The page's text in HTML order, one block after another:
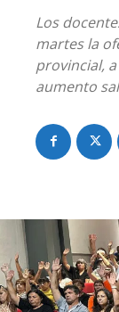
Los
martes la
provincial,
aumento